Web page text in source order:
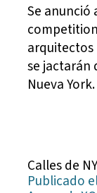
Se anunció
se jactarán
Nueva York.
Calles de
Publicado